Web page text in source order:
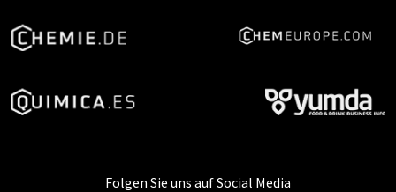
Folgen Sie uns auf Social Media